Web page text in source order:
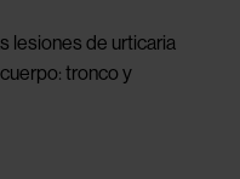
lesiones de urticaria
tronco y